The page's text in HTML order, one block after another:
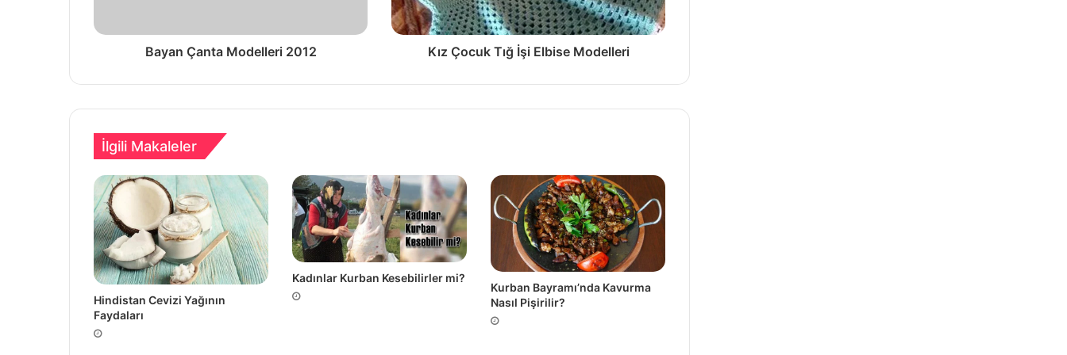
Bayan Çanta Modelleri 2012 Kız Çocuk Tığ İşi Elbise Modelleri
İlgili Makaleler
Hindistan Cevizi Yağının
Faydaları
Kadınlar Kurban Kesebilirler mi?
Kurban Bayramı’nda Kavurma
Nasıl Pişirilir?